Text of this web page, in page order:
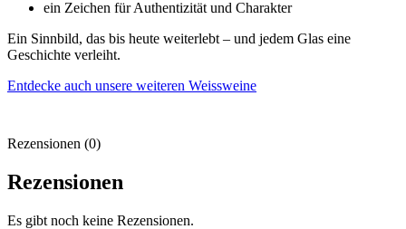
ein Zeichen für Authentizität und Charakter
Ein Sinnbild, das bis heute weiterlebt – und jedem Glas eine
Geschichte verleiht.
Entdecke auch unsere weiteren Weissweine
Rezensionen (0)
Rezensionen
Es gibt noch keine Rezensionen.